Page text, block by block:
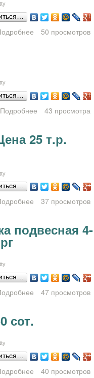
о Дом в д.
50 просмотров
Подробнее
о Матиз на
43 просмотра
25 т.р.
о КПП к "ЗИЛ 130"
37 просмотров
подвесная 4-
47 просмотров
сот.
о З/у под произв.
40 просмотров